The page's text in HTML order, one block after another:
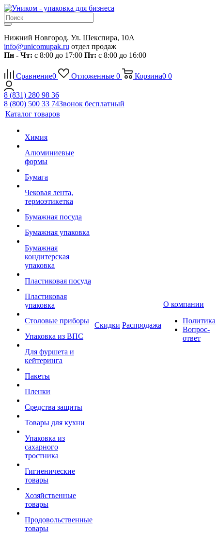
Нижний Новгород. Ул. Шекспира, 10А
info@unicomupak.ru отдел продаж
Пн - Чт: с 8:00 до 17:00 Пт: с 8:00 до 16:00
Сравнение0 Отложенные 0 Корзина0 0
8 (831) 280 98 36
8 (800) 500 33 74Звонок бесплатный
Каталог товаров
Химия
Алюминиевые
формы
Бумага
Чековая лента,
термоэтикетка
Бумажная посуда
Бумажная упаковка
Бумажная
кондитерская
упаковка
Пластиковая посуда
Пластиковая
упаковка
Столовые приборы
Упаковка из ВПС
Для фуршета и
кейтеринга
Пакеты
Пленки
Средства защиты
Товары для кухни
Упаковка из
сахарного
тростника
Гигиенические
товары
Хозяйственные
товары
Продовольственные
товары
Скидки Распродажа
О компании
Политика
Вопрос-
ответ